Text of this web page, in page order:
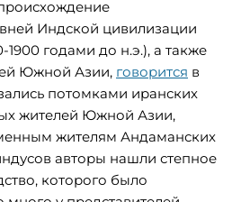
Индской цивилизации
годами до н.э.), а также
Южной Азии, говорится в
потомками иранских
жителей Южной Азии,
жителям Андаманских
авторы нашли степное
которого было